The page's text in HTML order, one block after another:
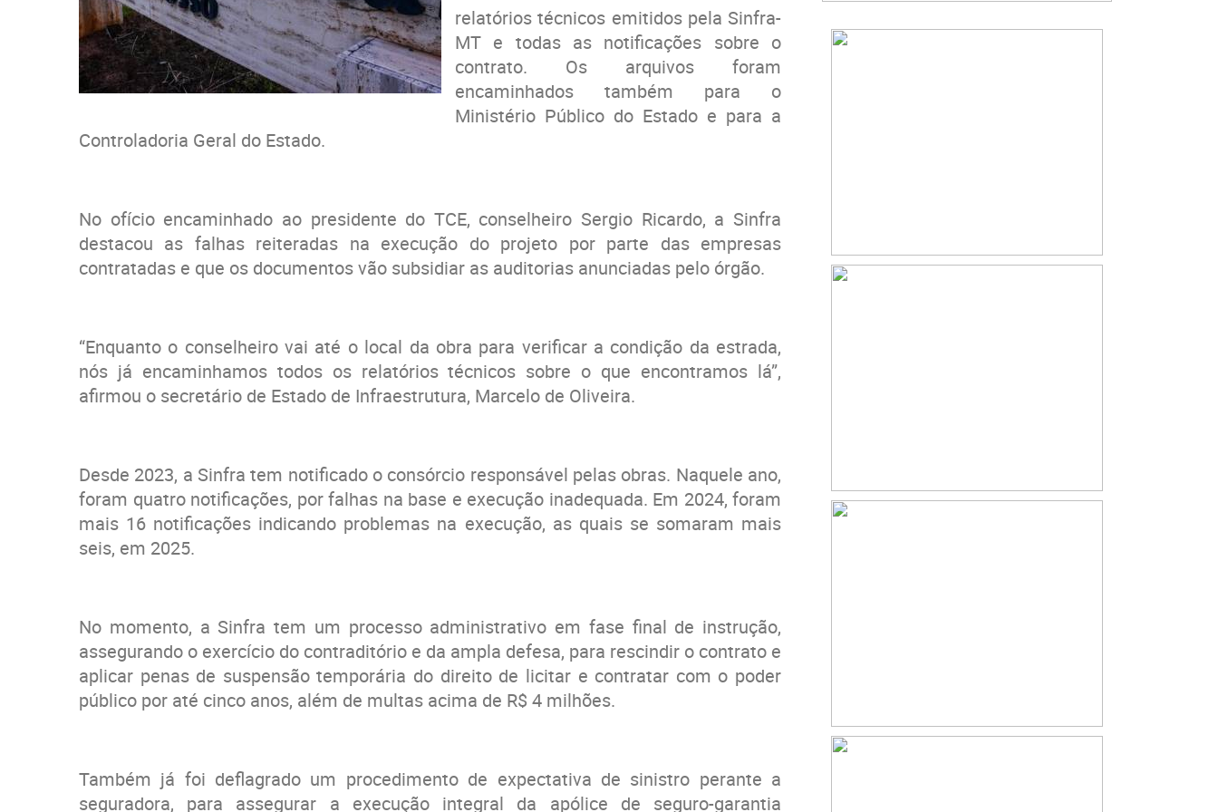
relatórios técnicos emitidos pela Sinfra-
MT e todas as notificações sobre o
contrato. Os arquivos foram
encaminhados também para o
Ministério Público do Estado e para a
Controladoria Geral do Estado.
No ofício encaminhado ao presidente do TCE, conselheiro Sergio Ricardo, a Sinfra
destacou as falhas reiteradas na execução do projeto por parte das empresas
contratadas e que os documentos vão subsidiar as auditorias anunciadas pelo órgão.
“Enquanto o conselheiro vai até o local da obra para verificar a condição da estrada,
nós já encaminhamos todos os relatórios técnicos sobre o que encontramos lá”,
afirmou o secretário de Estado de Infraestrutura, Marcelo de Oliveira.
Desde 2023, a Sinfra tem notificado o consórcio responsável pelas obras. Naquele ano,
foram quatro notificações, por falhas na base e execução inadequada. Em 2024, foram
mais 16 notificações indicando problemas na execução, as quais se somaram mais
seis, em 2025.
No momento, a Sinfra tem um processo administrativo em fase final de instrução,
assegurando o exercício do contraditório e da ampla defesa, para rescindir o contrato e
aplicar penas de suspensão temporária do direito de licitar e contratar com o poder
público por até cinco anos, além de multas acima de R$ 4 milhões.
Também já foi deflagrado um procedimento de expectativa de sinistro perante a
seguradora, para assegurar a execução integral da apólice de seguro-garantia